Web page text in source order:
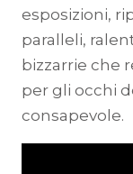
esposizioni,
paralleli,
bizzarrie che
per gli occhi
consapevole.